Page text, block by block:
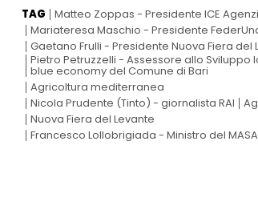
TAG
Matteo Zoppas - Presidente ICE
Mariateresa Maschio - Presidente
Gaetano Frulli - Presidente Nuova Fiera del
Pietro Petruzzelli - Assessore allo Sviluppo
blue economy del Comune di Bari
Agricoltura mediterranea
Nicola Prudente (Tinto) - giornalista RAI
Nuova Fiera del Levante
Francesco Lollobrigiada - Ministro del